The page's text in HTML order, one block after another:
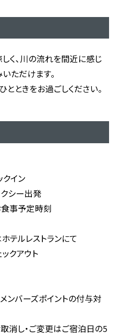
く、川の流れを間近に感じ
ただけます。
ときをお過ごしください。
イン
出発
定時刻
レストランにて
ウト
ンバーズポイントの付与対
消し・ご変更はご宿泊日の5